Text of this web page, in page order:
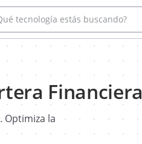
tecnología estás buscando?
Financiera
Optimiza la